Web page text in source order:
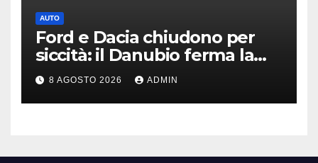
AUTO
Ford e Dacia chiudono per
siccità: il Danubio ferma la
produzione auto
8 AGOSTO 2026 ADMIN